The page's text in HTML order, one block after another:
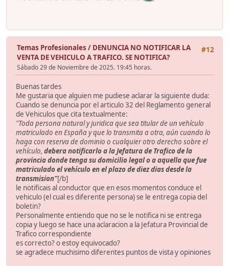
#12
Temas Profesionales / DENUNCIA NO NOTIFICAR LA
VENTA DE VEHICULO A TRAFICO. SE NOTIFICA?
Sábado 29 de Noviembre de 2025. 19:45 horas.
Buenas tardes
Me gustaria que alguien me pudiese aclarar la siguiente duda:
Cuando se denuncia por el articulo 32 del Reglamento general
de Vehiculos que cita textualmente:
"Toda persona natural y juridica que sea titular de un vehículo
matriculado en España y que lo transmita a otra, aún cuando lo
haga con reserva de dominio o cualquier otro derecho sobre el
vehículo, debera notificarlo a la Jefatura de Trafico de la
provincia donde tenga su domicilio legal o a aquella que fue
matriculado el vehículo en el plazo dediez diasdesde la
transmision"[/b]
le notificais al conductor que en esos momentos conduce el
vehiculo (el cual es diferente persona) se le entrega copia del
boletin?
Personalmente entiendo que no se le notifica ni se entrega
copia y luego se hace una aclaracion a la Jefatura Provincial de
Trafico correspondiente
es correcto? o estoy equivocado?
se agradece muchisimo diferentes puntos de vista y opiniones